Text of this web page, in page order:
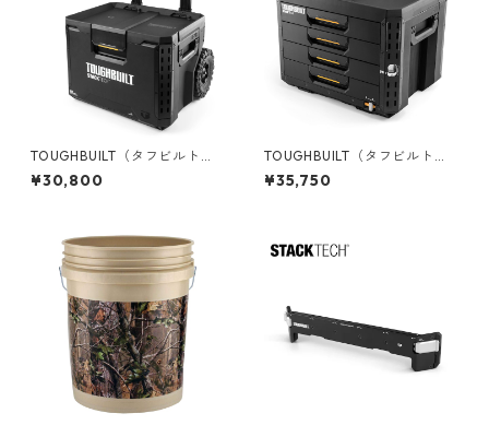
TOUGHBUILT（タフビルト）S
TACK TECH(スタックテック)
ウィールツールボックス70 TB
¥30,800
TOUGHBUILT（タフビルト）S
TACK TECH(スタックテック)
4ドロワーボックス（サイドロ
¥35,750